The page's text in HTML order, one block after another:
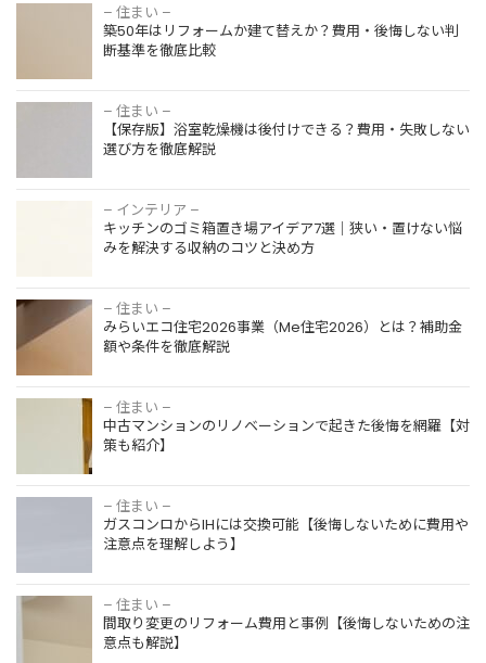
トイレ交換
は自分でで
リスクとプ
ロに依頼す
べきケース
築50年は
リフォーム
判断基準を
徹底比較
– 住まい –
築50年はリフォームか建て替えか？費用・後悔しない判
断基準を徹底比較
– 住まい –
【保存版】浴室乾燥機は後付けできる？費用・失敗しない
選び方を徹底解説
– インテリア –
キッチンのゴミ箱置き場アイデア7選｜狭い・置けない悩
みを解決する収納のコツと決め方
– 住まい –
みらいエコ住宅2026事業（Me住宅2026）とは？補助金
額や条件を徹底解説
– 住まい –
中古マンションのリノベーションで起きた後悔を網羅【対
策も紹介】
– 住まい –
ガスコンロからIHには交換可能【後悔しないために費用や
注意点を理解しよう】
– 住まい –
間取り変更のリフォーム費用と事例【後悔しないための注
意点も解説】